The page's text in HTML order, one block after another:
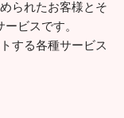
られたお客様とそ
ビスです。
する各種サービス